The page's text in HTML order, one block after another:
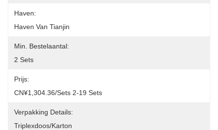
Haven:
Haven Van Tianjin
Min. Bestelaantal:
2 Sets
Prijs:
CN¥1,304.36/sets 2-19 Sets
Verpakking Details:
Triplexdoos/Karton